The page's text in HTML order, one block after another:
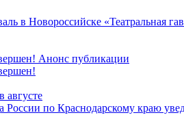
в Новороссийске «Театральная
Анонс публикации
августе
по Краснодарскому краю